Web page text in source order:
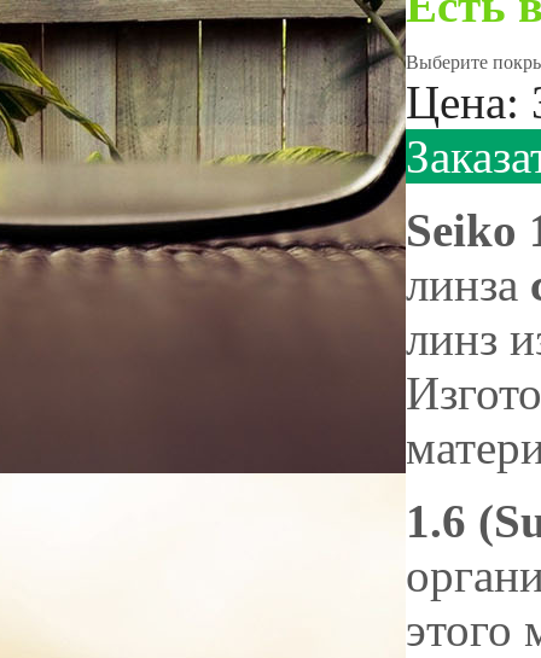
Выберите
Цена:
Seiko
линза
линз
1.6
этого